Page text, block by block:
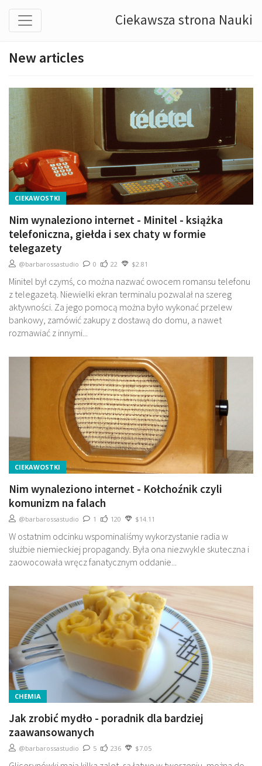
Ciekawsza strona Nauki
New articles
CIEKAWOSTKI
Nim wynaleziono internet - Minitel - książka
telefoniczna, giełda i sex chaty w formie
telegazety
@barbarossastudio 0 22 $2.81
Minitel był czymś, co można nazwać owocem romansu telefonu
z telegazetą. Niewielki ekran terminalu pozwalał na szereg
aktywności. Za jego pomocą można było wykonać przelew
bankowy, zamówić zakupy z dostawą do domu, a nawet
rozmawiać z innymi...
CIEKAWOSTKI
Nim wynaleziono internet - Kołchoźnik czyli
komunizm na falach
@barbarossastudio 1 120 $14.11
W ostatnim odcinku wspominaliśmy wykorzystanie radia w
służbie niemieckiej propagandy. Była ona niezwykle skuteczna i
zaowocowała wręcz fanatycznym oddanie...
CHEMIA
Jak zrobić mydło - poradnik dla bardziej
zaawansowanych
@barbarossastudio 5 236 $7.05